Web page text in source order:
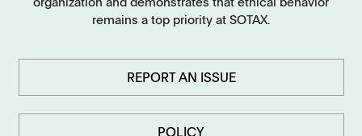
remains a top priority at SOTAX.
REPORT AN ISSUE
POLICY